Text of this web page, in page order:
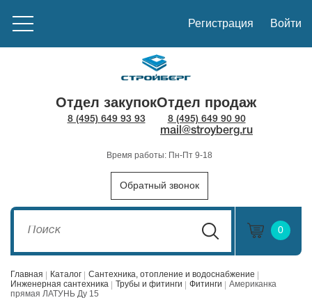
Регистрация Войти
Отдел закупок
8 (495) 649 93 93
Отдел продаж
8 (495) 649 90 90
mail@stroyberg.ru
Время работы: Пн-Пт 9-18
Обратный звонок
0
Главная Каталог
Сантехника, отопление и водоснабжение
Инженерная сантехника
Трубы и фитинги Фитинги
Американка
прямая ЛАТУНЬ Ду 15